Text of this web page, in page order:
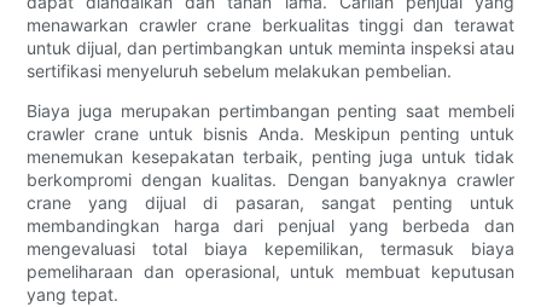
menawarkan crawler crane berkualitas tinggi dan terawat
untuk dijual, dan pertimbangkan untuk meminta inspeksi atau
sertifikasi menyeluruh sebelum melakukan pembelian.
Biaya juga merupakan pertimbangan penting saat membeli
crawler crane untuk bisnis Anda. Meskipun penting untuk
menemukan kesepakatan terbaik, penting juga untuk tidak
berkompromi dengan kualitas. Dengan banyaknya crawler
crane yang dijual di pasaran, sangat penting untuk
membandingkan harga dari penjual yang berbeda dan
mengevaluasi total biaya kepemilikan, termasuk biaya
pemeliharaan dan operasional, untuk membuat keputusan
yang tepat.